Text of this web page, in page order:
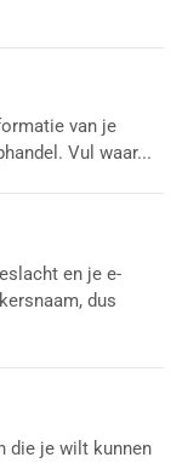
van je
Vul waar...
en je e-
dus
die je wilt kunnen